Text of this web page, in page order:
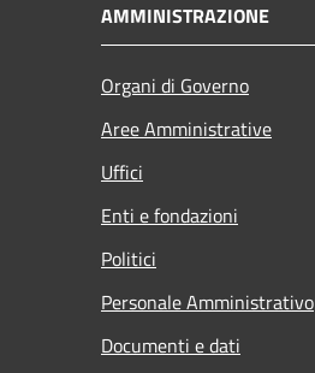
AMMINISTRAZIONE
Organi di Governo
Aree Amministrative
Uffici
Enti e fondazioni
Politici
Personale Amministrativo
Documenti e dati